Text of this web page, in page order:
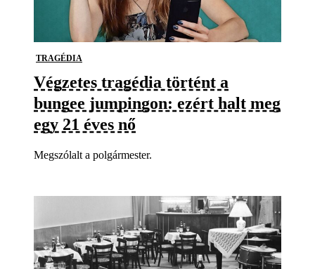
TRAGÉDIA
Végzetes tragédia történt a
bungee jumpingon: ezért halt meg
egy 21 éves nő
Megszólalt a polgármester.